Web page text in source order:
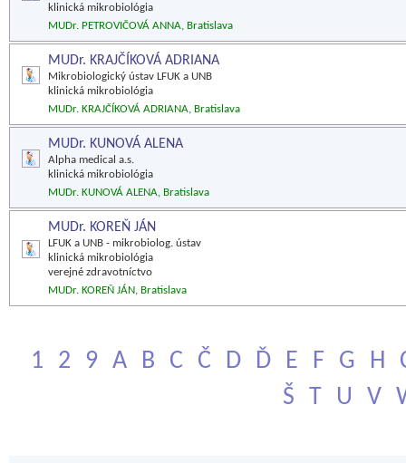
klinická mikrobiológia
MUDr. PETROVIČOVÁ ANNA, Bratislava
MUDr. KRAJČÍKOVÁ ADRIANA
Mikrobiologický ústav LFUK a UNB
klinická mikrobiológia
MUDr. KRAJČÍKOVÁ ADRIANA, Bratislava
MUDr. KUNOVÁ ALENA
Alpha medical a.s.
klinická mikrobiológia
MUDr. KUNOVÁ ALENA, Bratislava
MUDr. KOREŇ JÁN
LFUK a UNB - mikrobiolog. ústav
klinická mikrobiológia
verejné zdravotníctvo
MUDr. KOREŇ JÁN, Bratislava
1 2 9 A B C Č D Ď E F G H
Š
T U V